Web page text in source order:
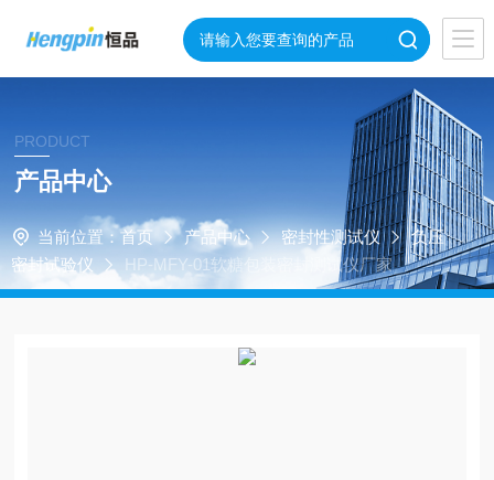
PRODUCT
产品中心
当前位置： 首页 产品中心 密封性测试仪
负压
密封试验仪
HP-MFY-01软糖包装密封测试仪厂家